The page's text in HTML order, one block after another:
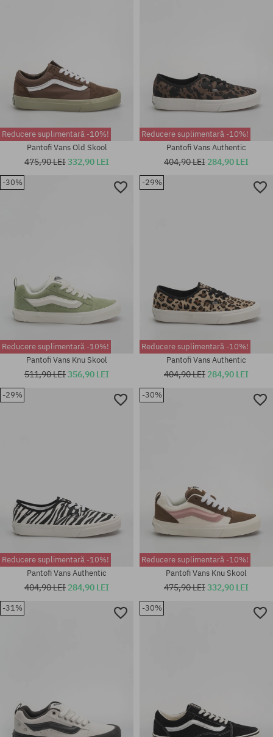
Mărimi existente:
Mărimi existente:
Reducere suplimentară -10%!
Pantofi Vans Old Skool
475,90 LEI332,90 LEI
Reducere suplimentară -10%!
Pantofi Vans Authentic
404,90 LEI 284,90 LEI
-30%
Reducere suplimentară -10%!
Pantofi Vans Knu Skool
511,90 LEI356,90 LEI
-29%
Mărimi existente:
Reducere suplimentară -10%!
Pantofi Vans Authentic
404,90 LEI 284,90 LEI
-29%
Reducere suplimentară -10%!
Pantofi Vans Authentic
404,90 LEI 284,90 LEI
-30%
Reducere suplimentară -10%!
Pantofi Vans Knu Skool
475,90 LEI332,90 LEI
-31% -30%